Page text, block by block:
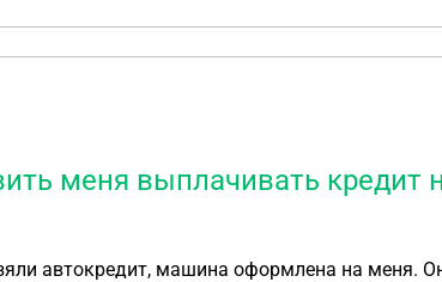
меня выплачивать кредит
автокредит, машина оформлена на меня.